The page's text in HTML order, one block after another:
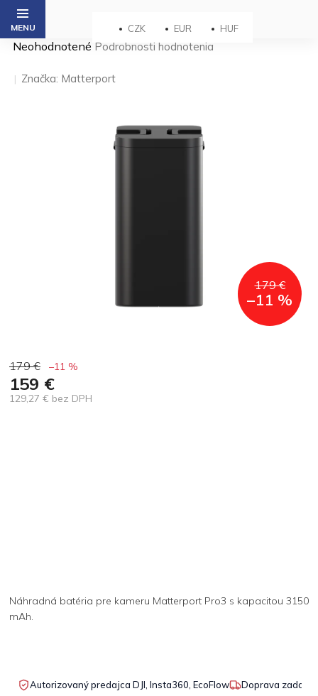
Prejsť
obsah
CZK EUR HUF
Priemerné
produktu
je
Neohodnotené Podrobnosti hodnotenia
Značka: Matterport
179 €
–11 %
179 € –11 %
159 €
129,27 € bez DPH
Náhradná batéria pre kameru Matterport Pro3 s kapacitou 3150
mAh.
Autorizovaný predajca DJI, Insta360, EcoFlow Doprava